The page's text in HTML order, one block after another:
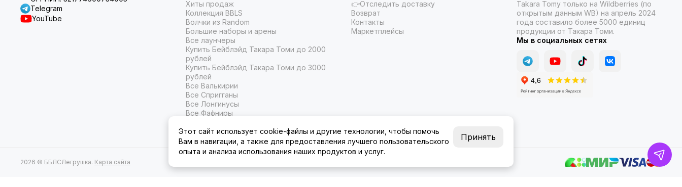
Telegram
YouTube
Хиты продаж
Коллекция BBLS
Волчки из Random
Большие наборы и арены
Все лаунчеры
Купить Бейблэйд Такара Томи до 2000
рублей
Купить Бейблэйд Такара Томи до 3000
рублей
Все Валькирии
Все Спригганы
Все Лонгинусы
Все Фафниры
👉Отследить доставку
Возврат
Контакты
Маркетплейсы
Takara Tomy только на Wildberries (по
открытым данным WB) на апрель 2024
года составило более 5000 единиц
продукции от Такара Томи.
Мы в социальных сетях
2026 © ББЛСЛегрушка. Карта сайта
Этот сайт использует cookie-файлы и другие технологии, чтобы помочь
Вам в навигации, а также для предоставления лучшего пользовательского
опыта и анализа использования наших продуктов и услуг.
Принять